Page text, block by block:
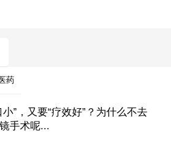
药
小”，又要“疗效好”？为什么不去
手术呢...